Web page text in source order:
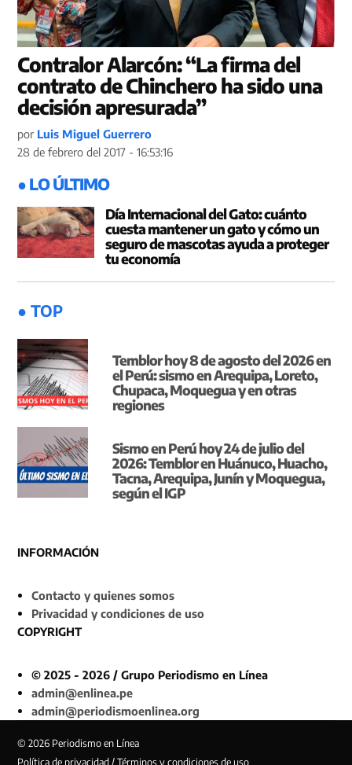
Contralor Alarcón: “La firma del
contrato de Chinchero ha sido una
decisión apresurada”
por Luis Miguel Guerrero
28 de febrero del 2017 - 16:53:16
● LO ÚLTIMO
Día Internacional del Gato: cuánto
cuesta mantener un gato y cómo un
seguro de mascotas ayuda a proteger
tu economía
● TOP
Temblor hoy 8 de agosto del 2026 en
el Perú: sismo en Arequipa, Loreto,
Chupaca, Moquegua y en otras
regiones
Sismo en Perú hoy 24 de julio del
2026: Temblor en Huánuco, Huacho,
Tacna, Arequipa, Junín y Moquegua,
según el IGP
INFORMACIÓN
Contacto y quienes somos
Privacidad y condiciones de uso
COPYRIGHT
© 2025 - 2026 / Grupo Periodismo en Línea
admin@enlinea.pe
admin@periodismoenlinea.org
© 2026 Periodismo en Línea
Política de privacidad / Términos y condiciones de uso